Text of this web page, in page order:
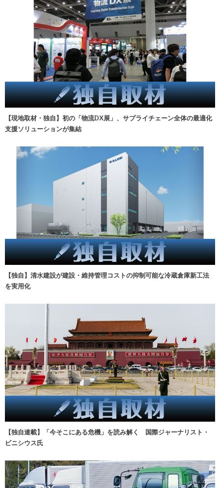
【現地取材・独自】初の「物流DX展」、サプライチェーン全体の最適化
支援ソリューションが集結
【独自】清水建設が建設・維持管理コストの抑制可能な冷蔵倉庫新工法
を実用化
【独自連載】「今そこにある危機」を読み解く 国際ジャーナリスト・
ビニシウス氏